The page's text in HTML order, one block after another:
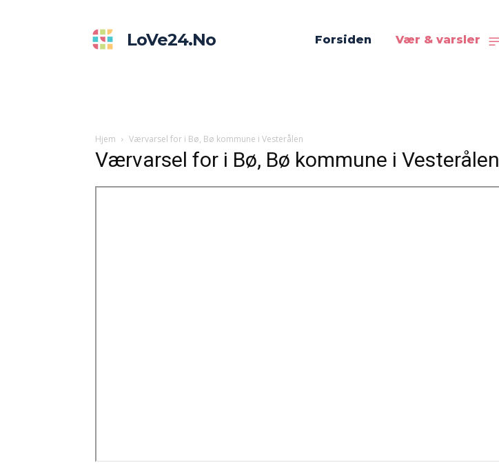
LoVe24.no Forsiden Vær & varsler
Hjem Værvarsel for i Bø, Bø kommune i Vesterålen
Værvarsel for i Bø, Bø kommune i Vesterålen